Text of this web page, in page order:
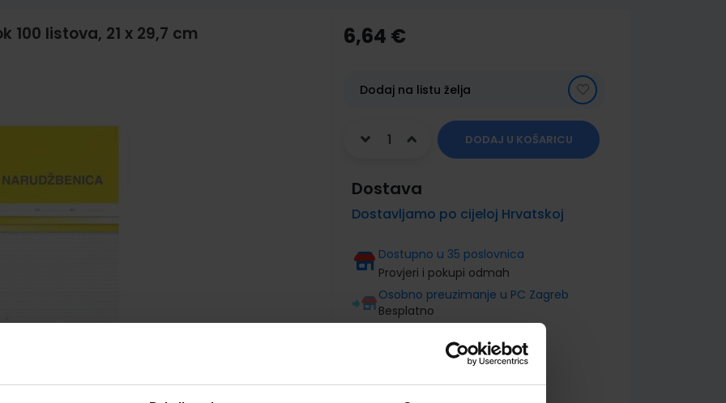
100 listova, 21 x 29,7 cm 6,64 €
Dodaj na listu želja
DODAJ U KOŠARICU
Dostava
Dostavljamo po cijeloj Hrvatskoj
Dostupno u 35 poslovnica
Provjeri i pokupi odmah
Osobno preuzimanje u PC Zagreb
Besplatno